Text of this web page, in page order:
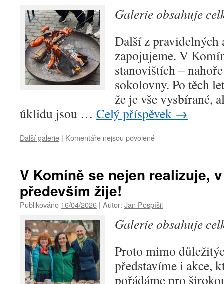
jarní
připomenutí.
Galerie obsahuje
Další z pravidelných
zapojujeme. V
stanovištích –
sokolovny. Po těch
že je vše vysbírané,
úklidu jsou … Celý příspěvek →
Další galerie | Komentáře nejsou povolené
názvem
Ohlédnutí
úklidem
Česka.
V Komíně se nejen realizuje,
především žije!
Publikováno 16/04/2026 | Autor: Jan Pospíšil
Galerie obsahuje
Proto mimo
představíme i akce,
pořádáme pro